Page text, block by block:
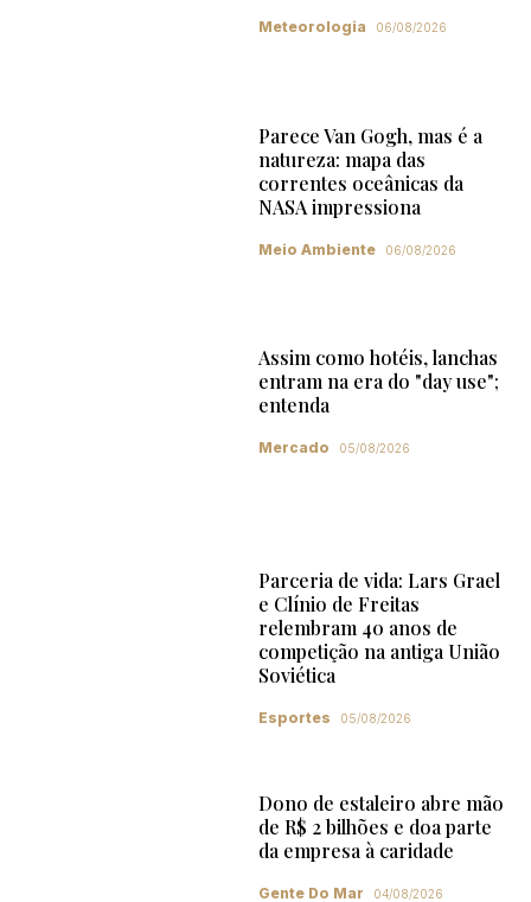
Meteorologia 06/08/2026
Parece Van Gogh, mas é a
natureza: mapa das
correntes oceânicas da
NASA impressiona
Meio Ambiente 06/08/2026
Assim como hotéis, lanchas
entram na era do "day use";
entenda
Mercado 05/08/2026
Parceria de vida: Lars Grael
e Clínio de Freitas
relembram 40 anos de
competição na antiga União
Soviética
Esportes 05/08/2026
Dono de estaleiro abre mão
de R$ 2 bilhões e doa parte
da empresa à caridade
Gente Do Mar 04/08/2026